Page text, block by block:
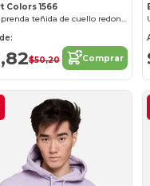
Colors 1566
Buzo de prenda teñida de cuello redondo
$50,20 Comprar